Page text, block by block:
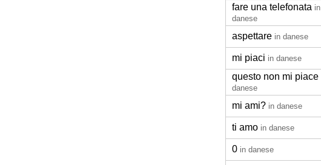
fare una telefonata in
danese
aspettare in danese
mi piaci in danese
questo non mi piace
danese
mi ami? in danese
ti amo in danese
0 in danese